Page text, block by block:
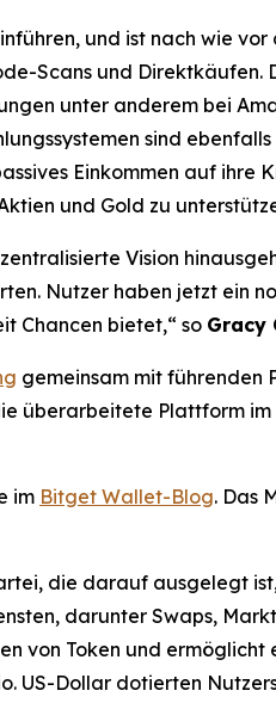
und ist nach wie
Scans und Direktkäufen.
unter anderem bei
sind
Einkommen auf ihre
und Gold zu
Vision
Nutzer haben jetzt ein
Chancen bietet,“ so Gracy
gemeinsam mit führenden
überarbeitete Plattform
im Bitget Wallet-Blog. Das
die darauf ausgelegt
darunter Swaps,
von Token und
US-Dollar dotierten